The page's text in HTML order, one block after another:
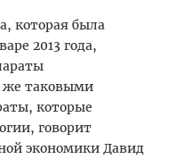
которая была
2013 года,
же таковыми
которые
говорит
экономики Давид